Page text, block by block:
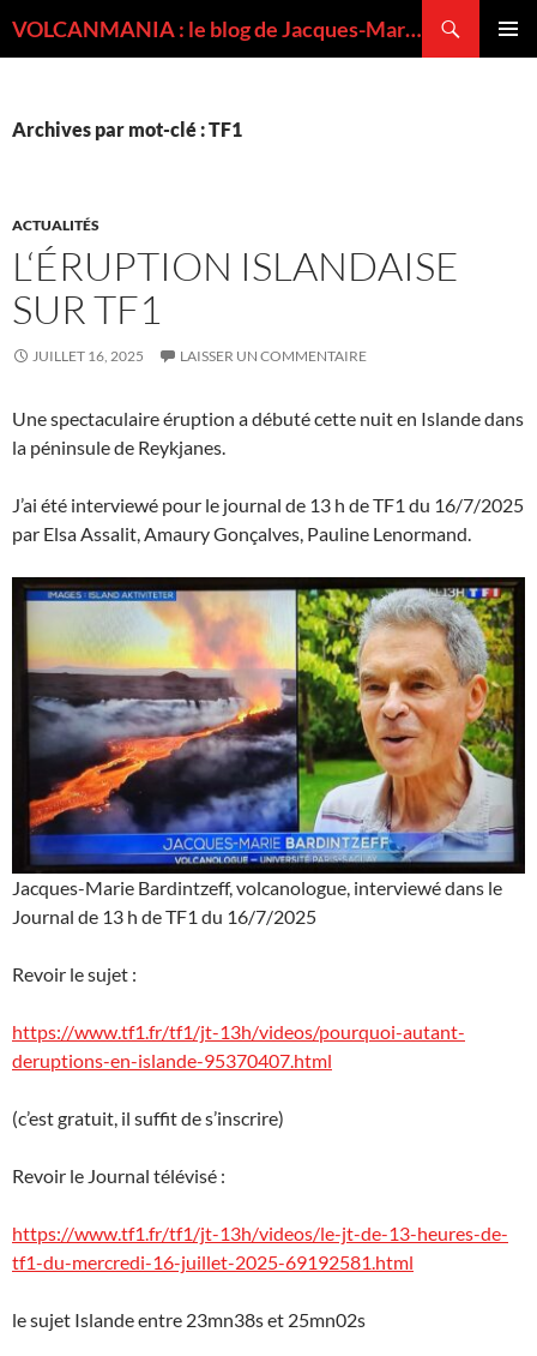
VOLCANMANIA : le blog de Jacques-Marie BARDINTZEFF, volcanologue
Archives par mot-clé : TF1
ACTUALITÉS
L‘ÉRUPTION ISLANDAISE
SUR TF1
JUILLET 16, 2025 LAISSER UN COMMENTAIRE
Une spectaculaire éruption a débuté cette nuit en Islande dans
la péninsule de Reykjanes.
J’ai été interviewé pour le journal de 13 h de TF1 du 16/7/2025
par Elsa Assalit, Amaury Gonçalves, Pauline Lenormand.
Jacques-Marie Bardintzeff, volcanologue, interviewé dans le
Journal de 13 h de TF1 du 16/7/2025
Revoir le sujet :
https://www.tf1.fr/tf1/jt-13h/videos/pourquoi-autant-
deruptions-en-islande-95370407.html
(c’est gratuit, il suffit de s’inscrire)
Revoir le Journal télévisé :
https://www.tf1.fr/tf1/jt-13h/videos/le-jt-de-13-heures-de-
tf1-du-mercredi-16-juillet-2025-69192581.html
le sujet Islande entre 23mn38s et 25mn02s